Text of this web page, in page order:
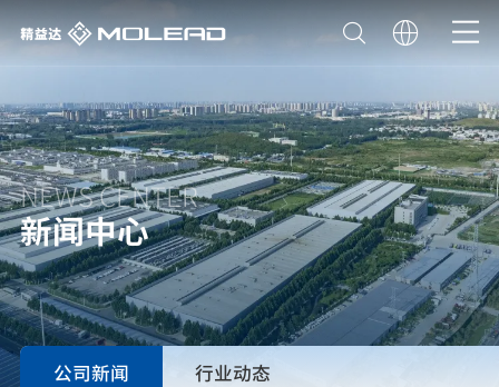
NEWS CENTER
新闻中心
公司新闻 行业动态